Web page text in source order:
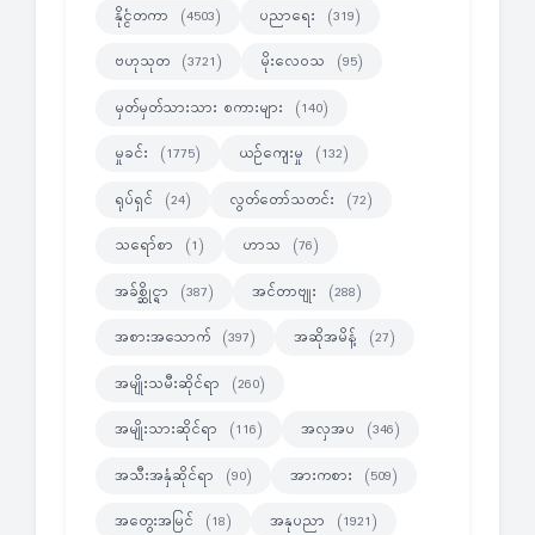
နိုင္ငံတကာ (4503) ပညာရေး (319)
ဗဟုသုတ (3721) မိုးလေဝသ (95)
မှတ်မှတ်သားသား စကားများ (140)
မှုခင်း (1775) ယဉ်ကျေးမှု (132)
ရုပ်ရှင် (24) လွတ်တော်သတင်း (72)
သရော်စာ (1) ဟာသ (76)
အခ်စ္ဆိုင္ရာ (387) အင်တာဗျုး (288)
အစားအသောက် (397) အဆိုအမိန့် (27)
အမျိုးသမီးဆိုင်ရာ (260)
အမျိုးသားဆိုင်ရာ (116) အလှအပ (346)
အသီးအနှံဆိုင်ရာ (90) အားကစား (509)
အတွေးအမြင် (18) အနုပညာ (1921)